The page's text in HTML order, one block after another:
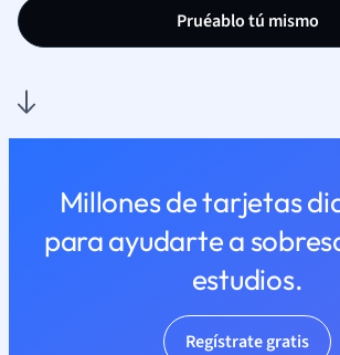
Pruéablo tú mismo
Millones de tarjetas
para ayudarte a
estudios.
Regístrate gratis